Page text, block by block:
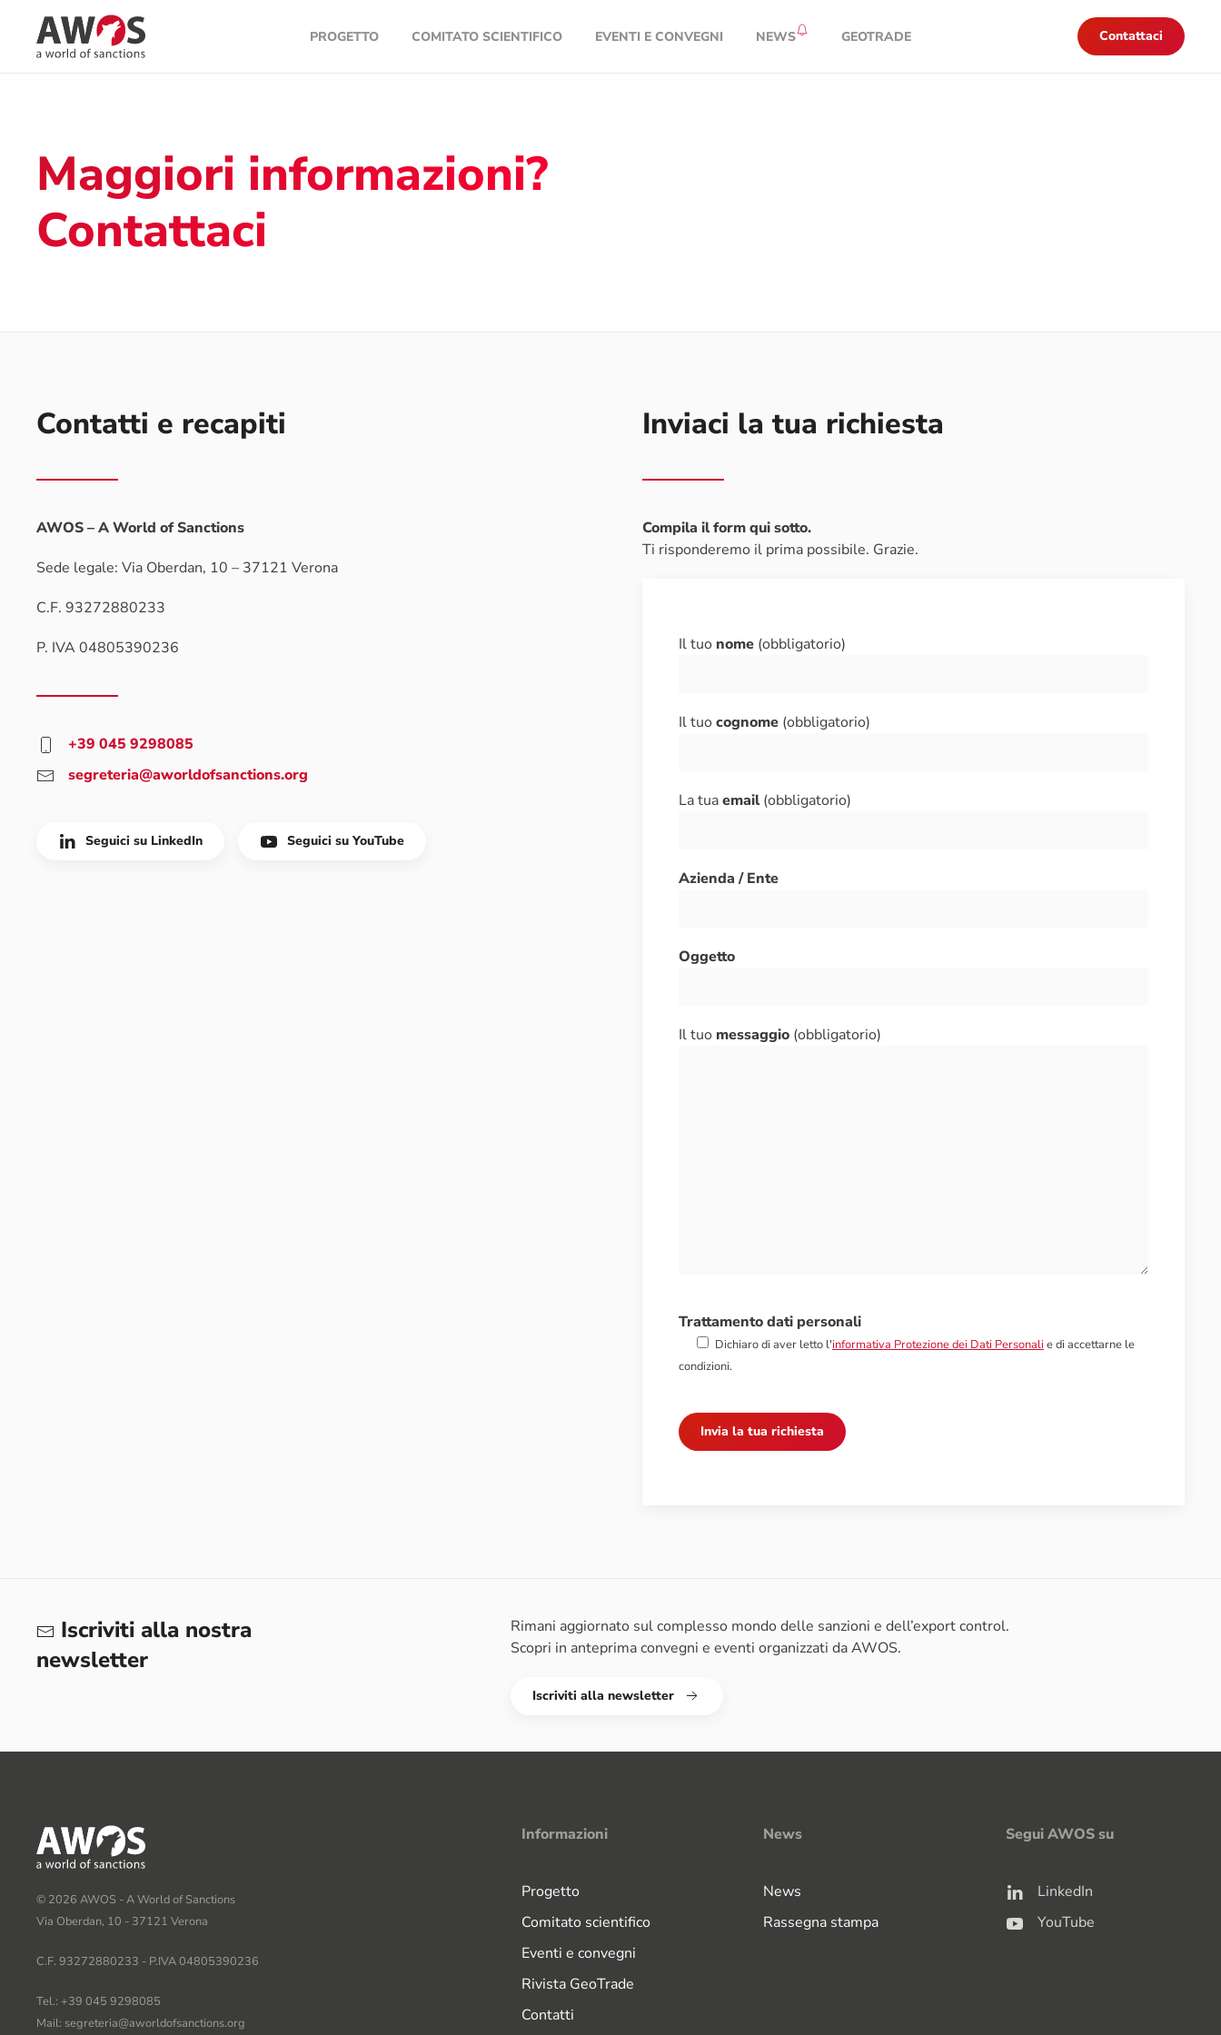
Skip to main content
PROGETTO COMITATO SCIENTIFICO EVENTI E CONVEGNI NEWS GEOTRADE Contattaci
Maggiori informazioni?
Contattaci
Contatti e recapiti
AWOS – A World of Sanctions
Sede legale: Via Oberdan, 10 – 37121 Verona
C.F. 93272880233
P. IVA04805390236
+39 045 9298085
segreteria@aworldofsanctions.org
Seguici su LinkedIn Seguici su YouTube
Inviaci la tua richiesta
Compila il form qui sotto.
Ti risponderemo il prima possibile. Grazie.
Il tuo nome (obbligatorio)
Il tuo cognome (obbligatorio)
La tuaemail(obbligatorio)
Azienda / Ente
Oggetto
Il tuo messaggio (obbligatorio)
Trattamento dati personali
Dichiaro di aver letto l'informativa Protezione dei Dati Personalie di accettarne le
condizioni.
Iscriviti alla nostra
newsletter
Rimani aggiornato sul complesso mondo delle sanzioni e dell’export control.
Scopri in anteprima convegni e eventi organizzati da AWOS.
Iscriviti alla newsletter
© 2026 AWOS - A World of Sanctions
Via Oberdan, 10 - 37121 Verona
C.F. 93272880233 - P.IVA 04805390236
Tel.: +39 045 9298085
Mail: segreteria@aworldofsanctions.org
Informazioni
Progetto
Comitato scientifico
Eventi e convegni
Rivista GeoTrade
Contatti
News
News
Rassegna stampa
Segui AWOS su
LinkedIn
YouTube